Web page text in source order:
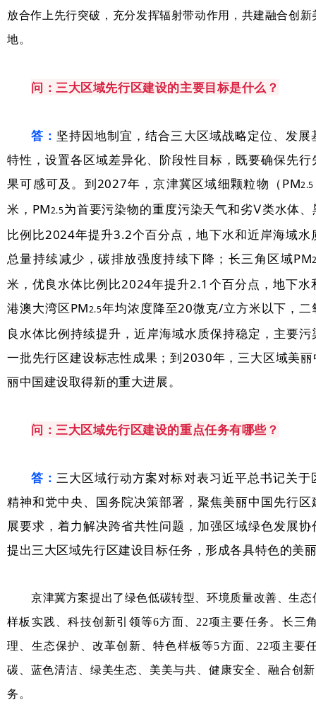
放合作上先行突破，充分发挥辐射带动作用，共建融合创
地。
问：三大区域先行区建设的主要目标是什么？
答： 坚持因地制宜，结合三大区域战略定位、发
特性，设置各区域差异化、阶段性目标，既要确保先
果可感可及。到2027年，京津冀区域细颗粒物（PM2.5
米，PM2.5为首要污染物的重度污染天气和劣Ⅴ类水体
比例比2024年提升3.2个百分点，地下水和近岸海域
总量持续减少，碳排放强度持续下降；长三角区域PM
米，优良水体比例比2024年提升2.1个百分点，地下
港澳大湾区PM2.5年均浓度降至20微克/立方米以下，
良水体比例持续提升，近岸海域水质保持稳定，主要
一批先行区建设标志性成果；到2030年，三大区域美
丽中国建设取得新的重大进展。
问：三大区域先行区建设的重点任务有哪些？
答：三大区域行动方案对标对表习近平总书记关
精神和党中央、国务院决策部署，聚焦美丽中国先行
展要求，着力解决跨省共性问题，加强区域绿色发展
提出三大区域先行区建设目标任务，形成各具特色的美
京津冀方案提出了绿色低碳转型、环境质量改善、生
样板实践、科技创新引领等6方面、22项主要任务。长三
理、生态保护、改革创新、特色样板等5方面、22项主要
碳、蓝色清洁、绿美生态、美美与共、健康安全、融合创
务。